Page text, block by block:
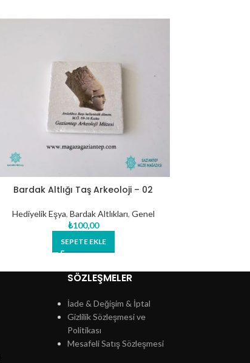
Bardak Altlığı Taş Arkeoloji – 02
Hediyelik Eşya, Bardak Altlıkları, Genel
₺100,00
SEPETE EKLE
SÖZLEŞMELER
İade & Değişim & İptal
Gizlilik Sözleşmesi ve
Politikası
Mesafeli Satış Sözleşmesi